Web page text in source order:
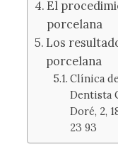
El
porcelana
Los
porcelana
Clínica
Dentista
Doré, 2,
23 93